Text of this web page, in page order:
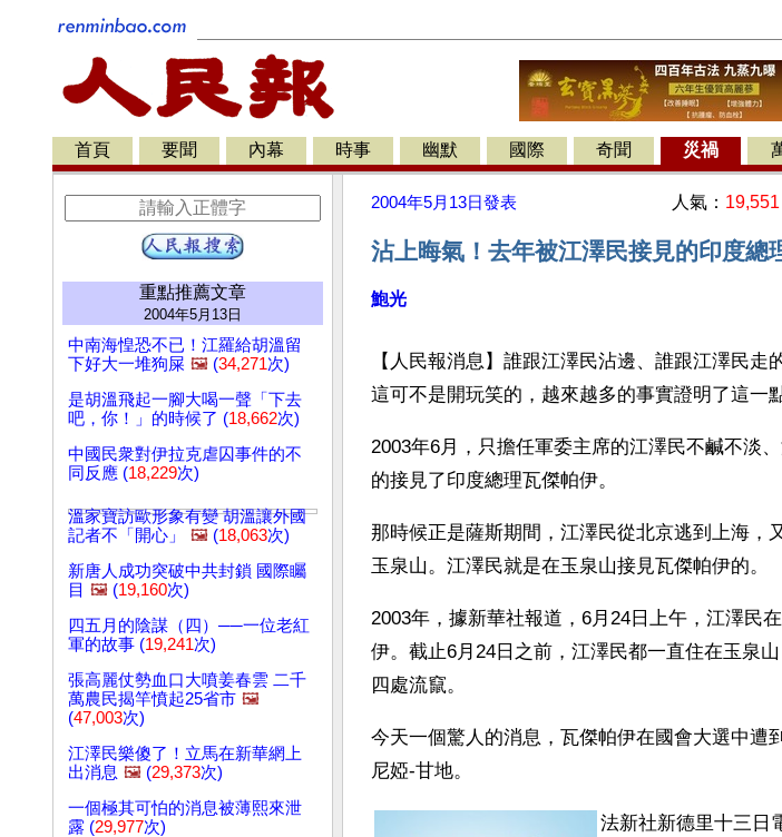
首頁 要聞 內幕 時事 幽默 國際 奇聞 災禍
重點推薦文章
2004年5月13日
中南海惶恐不已！江羅給胡溫留
下好大一堆狗屎 🖼️ (34,271次)
是胡溫飛起一腳大喝一聲「下去
吧，你！」的時候了 (18,662次)
中國民衆對伊拉克虐囚事件的不
同反應 (18,229次)
溫家寶訪歐形象有變 胡溫讓外國
記者不「開心」
🖼️ (18,063次)
新唐人成功突破中共封鎖 國際矚
目 🖼️ (19,160次)
四五月的陰謀（四）──一位老紅
軍的故事 (19,241次)
張高麗仗勢血口大噴姜春雲 二千
萬農民揭竿憤起25省市 🖼️
(47,003次)
江澤民樂傻了！立馬在新華網上
出消息 🖼️ (29,373次)
一個極其可怕的消息被薄熙來泄
露 (29,977次)
2004年5月13日發表 人氣： 19,551
沾上晦氣！去年被江澤民接見的印度總
鮑光
【人民報消息】誰跟江澤民沾邊、誰跟江澤民走
這可不是開玩笑的，越來越多的事實證明了這一點
2003年6月，只擔任軍委主席的江澤民不鹹不淡
的接見了印度總理瓦傑帕伊。
那時候正是薩斯期間，江澤民從北京逃到上海，
玉泉山。江澤民就是在玉泉山接見瓦傑帕伊的。
2003年，據新華社報道，6月24日上午，江澤民
伊。截止6月24日之前，江澤民都一直住在玉泉
四處流竄。
今天一個驚人的消息，瓦傑帕伊在國會大選中遭
尼婭-甘地。
法新社新德里十三日